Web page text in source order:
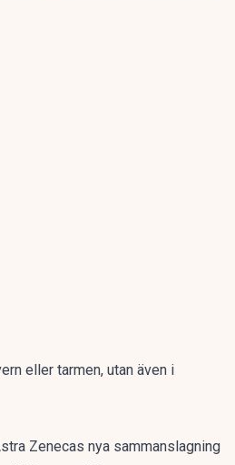
eller tarmen, utan även i
Zenecas nya sammanslagning